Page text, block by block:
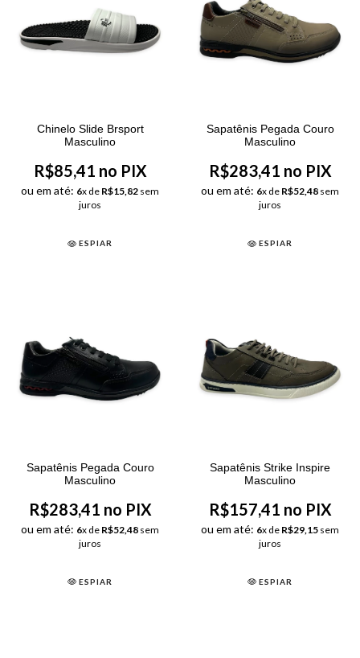
Chinelo Slide Brsport
Masculino
R$85,41 no PIX
ou em até: 6x de R$15,82 sem
juros
ESPIAR
Sapatênis Pegada Couro
Masculino
R$283,41 no PIX
ou em até: 6x de R$52,48 sem
juros
ESPIAR
Sapatênis Pegada Couro
Masculino
R$283,41 no PIX
ou em até: 6x de R$52,48 sem
juros
ESPIAR
Sapatênis Strike Inspire
Masculino
R$157,41 no PIX
ou em até: 6x de R$29,15 sem
juros
ESPIAR